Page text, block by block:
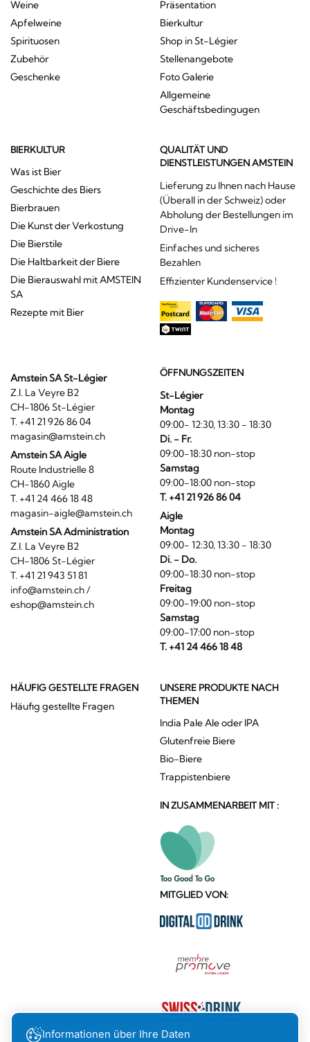
Weine
Apfelweine
Spirituosen
Zubehör
Geschenke
Präsentation
Bierkultur
Shop in St-Légier
Stellenangebote
Foto Galerie
Allgemeine
Geschäftsbedingugen
BIERKULTUR
Was ist Bier
Geschichte des Biers
Bierbrauen
Die Kunst der Verkostung
Die Bierstile
Die Haltbarkeit der Biere
Die Bierauswahl mit AMSTEIN
SA
Rezepte mit Bier
QUALITÄT UND
DIENSTLEISTUNGEN AMSTEIN
Lieferung zu Ihnen nach Hause
(Überall in der Schweiz) oder
Abholung der Bestellungen im
Drive-In
Einfaches und sicheres
Bezahlen
Effizienter Kundenservice !
Amstein SA St-Légier
Z.I. La Veyre B2
CH-1806 St-Légier
T. +41 21 926 86 04
magasin@amstein.ch
Amstein SA Aigle
Route Industrielle 8
CH-1860 Aigle
T. +41 24 466 18 48
magasin-aigle@amstein.ch
Amstein SA Administration
Z.I. La Veyre B2
CH-1806 St-Légier
T. +41 21 943 51 81
info@amstein.ch/
eshop@amstein.ch
ÖFFNUNGSZEITEN
St-Légier
Montag
09:00- 12:30, 13:30 - 18:30
Di. - Fr.
09:00-18:30 non-stop
Samstag
09:00-18:00 non-stop
T. +41 21 926 86 04
Aigle
Montag
09:00- 12:30, 13:30 - 18:30
Di. - Do.
09:00-18:30 non-stop
Freitag
09:00-19:00 non-stop
Samstag
09:00-17:00 non-stop
T. +41 24 466 18 48
HÄUFIG GESTELLTE FRAGEN
Häufig gestellte Fragen
UNSERE PRODUKTE NACH
THEMEN
India Pale Ale oder IPA
Glutenfreie Biere
Bio-Biere
Trappistenbiere
IN ZUSAMMENARBEIT MIT :
MITGLIED VON:
Informationen über Ihre Daten